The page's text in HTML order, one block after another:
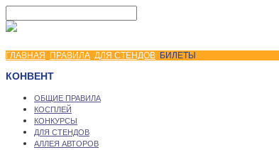
ГЛАВНАЯ ПРАВИЛА ДЛЯ СТЕНДОВ БИЛЕТЫ
КОНВЕНТ
ОБЩИЕ ПРАВИЛА
КОСПЛЕЙ
КОНКУРСЫ
ДЛЯ СТЕНДОВ
АЛЛЕЯ АВТОРОВ